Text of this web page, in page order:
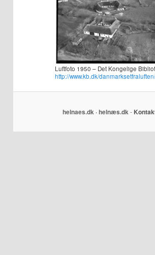
Luftfoto 1950 – Det Kongelige
http://www.kb.dk/
helnaes.dk · helnæs.dk-